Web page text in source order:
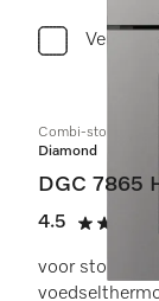
Combi-
Diamond
DGC 7865
4.5
4.5
voor